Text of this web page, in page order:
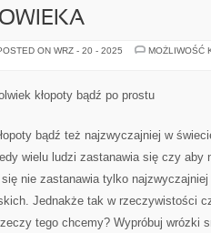
ON WRZ - 20 - 2025
MOŻLIWOŚĆ
kłopoty bądź po prostu
bądź też najzwyczajniej w
wielu ludzi zastanawia się czy aby
nie zastanawia tylko
Jednakże tak w rzeczywistości
tego chcemy? Wypróbuj wrózki